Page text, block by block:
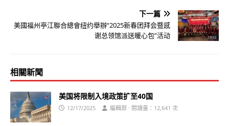
下一篇
美國福州亭江聯合總會纽约舉辦“2025新春团拜会暨感
谢总领馆派送暖心包”活动
相關新聞
美国将限制入境政策扩至40国
12/17/2025 編輯部 · 閱讀量：12,641 次